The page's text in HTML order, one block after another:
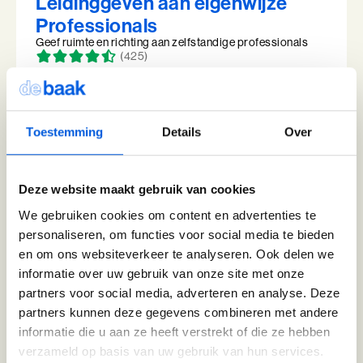
Toestemming Details Over
Deze website maakt gebruik van cookies
We gebruiken cookies om content en advertenties te
personaliseren, om functies voor social media te bieden
en om ons websiteverkeer te analyseren. Ook delen we
informatie over uw gebruik van onze site met onze
partners voor social media, adverteren en analyse. Deze
partners kunnen deze gegevens combineren met andere
informatie die u aan ze heeft verstrekt of die ze hebben
verzameld op basis van uw gebruik van hun services.
samenkomen
Leer technologie verbinden aan de koers, inrichting
en doel van je organisatie
Voor leiders en strategische professionals die
richting geven aan een organisatiecontext die door
technologie verandert
4 modules in 7 dagen
10+ jaar werkervaring
Alle trainingen
Authentiek Profileren
Authentiek Profileren (BaakBoost)
Beïnvloeden, Leiden, Positioneren
Bezielend Leiderschap
Benieuwd wat we voor jouw organisatie
Plan eenvoudig een vrijblijvend adviesgesprek in en dan
verkennen we samen de mogelijkheden die passen bij
jouw vraag of organisatie.
Adviesgesprek Incompany
Wij zoeken collega's
Professionals
Geef ruimte en richting aan zelfstandige professionals
(425)
3 modules in 7 dagen
Leer motiveren, coachen en sturen op resultaat
Vergroot je inzicht en grip op jouw rol in de
teamdynamiek
Management van Mensen
Vergroot je inzicht en effectiviteit als leidinggevende
(685)
Krijg inzicht in wie jij bent en jouw manier van
leidinggeven